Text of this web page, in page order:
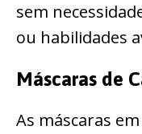
sem
ou habilidades
Máscaras de
As máscaras